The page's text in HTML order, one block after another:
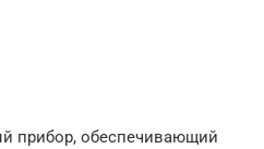
прибор, обеспечивающий